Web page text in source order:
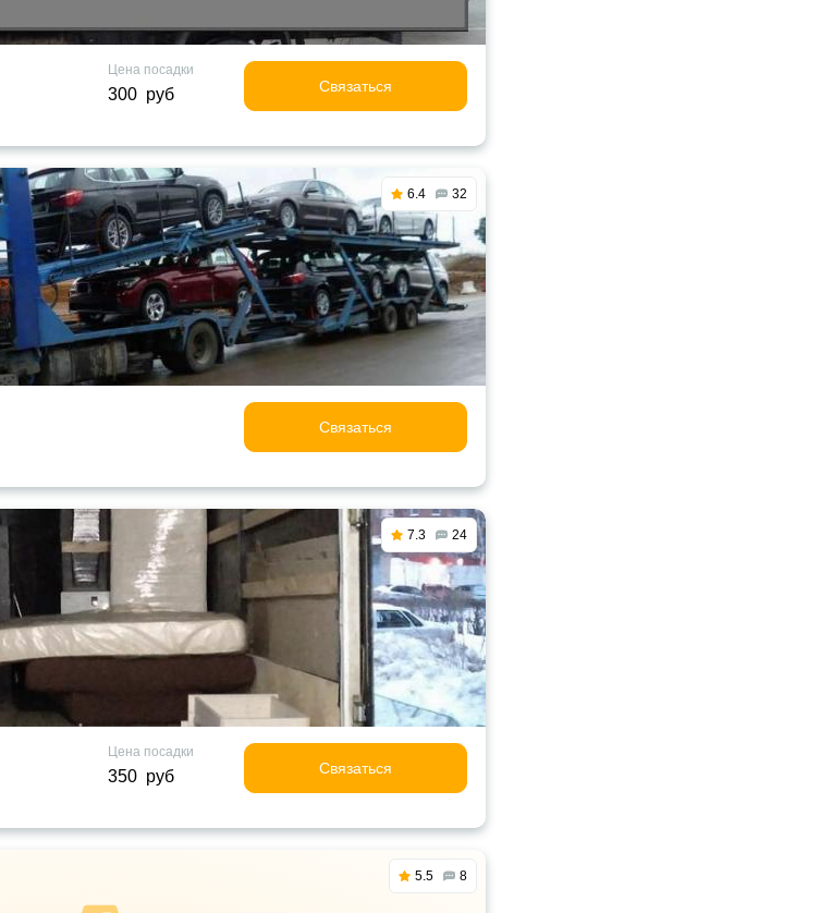
Цена посадки
300 руб Связаться
6.4 32
Связаться
7.3 24
Цена посадки
350 руб Связаться
5.5 8